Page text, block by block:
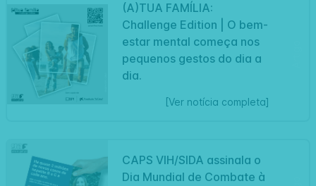
(A)TUA FAMÍLIA:
Challenge Edition | O bem-
estar mental começa nos
pequenos gestos do dia a
dia.
[Ver notícia completa]
CAPS VIH/SIDA assinala o
Dia Mundial de Combate à